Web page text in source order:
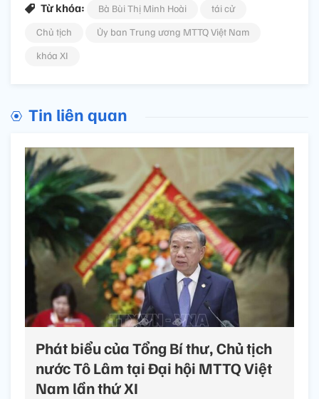
Từ khóa: Bà Bùi Thị Minh Hoài
tái cử
Chủ tịch
Ủy ban Trung ương MTTQ Việt Nam
khóa XI
Tin liên quan
Phát biểu của Tổng Bí thư, Chủ tịch
nước Tô Lâm tại Đại hội MTTQ Việt
Nam lần thứ XI